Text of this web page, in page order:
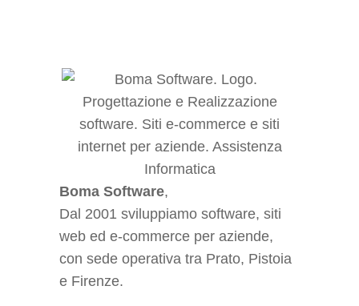
Boma Software,
Dal 2001 sviluppiamo software, siti
web ed e-commerce per aziende,
con sede operativa tra Prato, Pistoia
e Firenze.